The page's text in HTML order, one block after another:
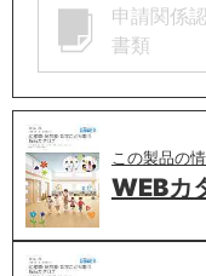
申請関係
書類
この製品の
WEBカ